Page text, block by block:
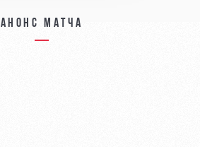
Анонс матча